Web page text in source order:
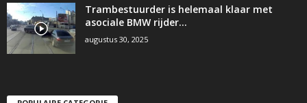
Trambestuurder is helemaal klaar met
asociale BMW rijder…
augustus 30, 2025